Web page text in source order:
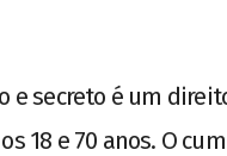
e secreto é um
18 e 70 anos. O